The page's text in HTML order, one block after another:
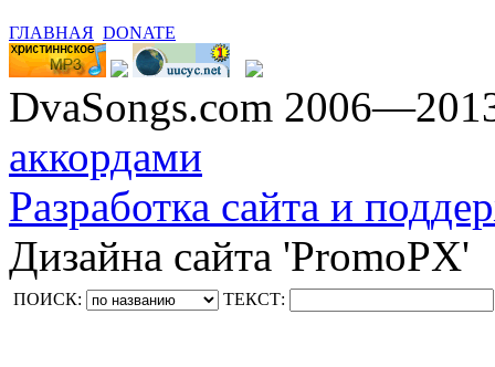
ГЛАВНАЯ DONATE
DvaSongs.com
аккордами
Разработка сайта и
Дизайна сайта 'PromoPX'
ПОИСК: ТЕКСТ: